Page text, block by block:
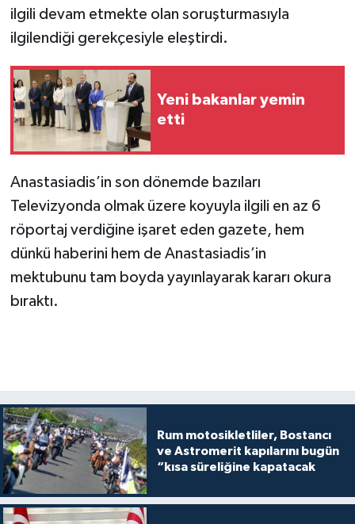
ilgili devam etmekte olan soruşturmasıyla
ilgilendiği gerekçesiyle eleştirdi.
Yeni bakanlar yemin
etti
Anastasiadis’in son dönemde bazıları
Televizyonda olmak üzere koyuyla ilgili en az 6
röportaj verdiğine işaret eden gazete, hem
dünkü haberini hem de Anastasiadis’in
mektubunu tam boyda yayınlayarak kararı okura
bıraktı.
Rum motosikletliler, Bostancı
ve Astromerit kapılarını bugün
“kısa süreliğine kapatacak